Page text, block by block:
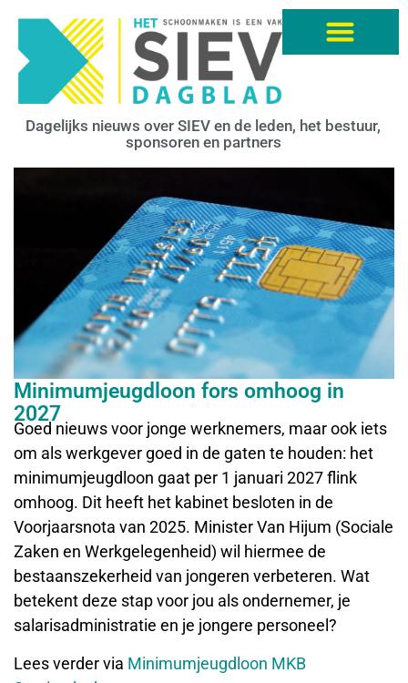
Dagelijks nieuws over SIEV en de leden, het bestuur,
sponsoren en partners
Minimumjeugdloon fors omhoog in
2027
Goed nieuws voor jonge werknemers, maar ook iets
om als werkgever goed in de gaten te houden: het
minimumjeugdloon gaat per 1 januari 2027 flink
omhoog. Dit heeft het kabinet besloten in de
Voorjaarsnota van 2025. Minister Van Hijum (Sociale
Zaken en Werkgelegenheid) wil hiermee de
bestaanszekerheid van jongeren verbeteren. Wat
betekent deze stap voor jou als ondernemer, je
salarisadministratie en je jongere personeel?
Lees verder via Minimumjeugdloon MKB